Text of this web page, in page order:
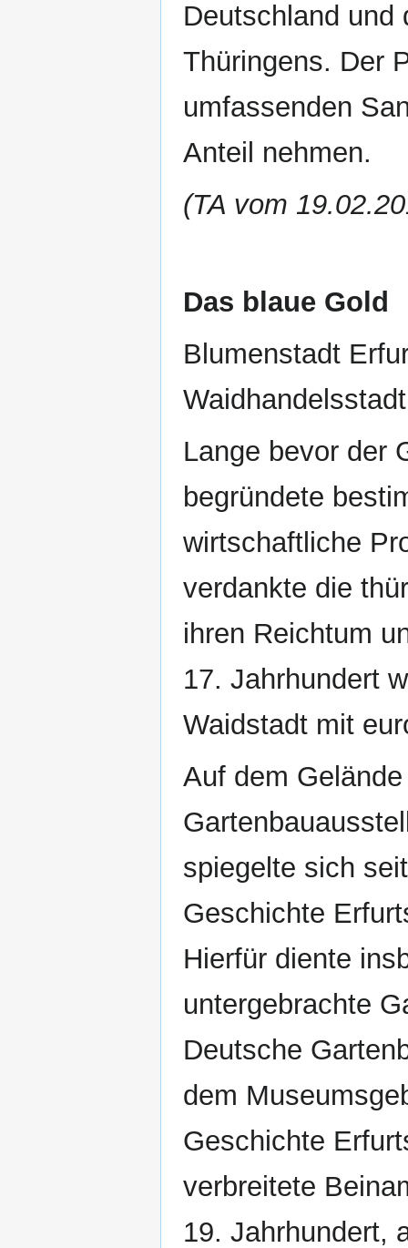
Deutschland und
Thüringens. Der
umfassenden
Anteil nehmen.
(TA vom
Das blaue Gold
Blumenstadt
Lange bevor der
begründete
wirtschaftliche
verdankte die
ihren Reichtum
17. Jahrhundert
Waidstadt mit
Auf dem
spiegelte sich
Geschichte
Hierfür diente
untergebrachte
Deutsche
dem
Geschichte
verbreitete
19. Jahrhundert,